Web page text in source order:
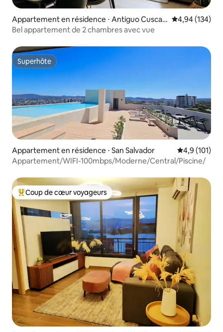
Appartement en résidence ⋅ Antiguo Cuscatl
án
Évaluation
4,94 (134)
Bel appartement de 2 chambres avec vue
Superhôte
Superhôte
Appartement en résidence ⋅ San Salvador Évaluation
4,9 (101)
Appartement/WIFI-100mbps/Moderne/Central/Piscine/
Coups de cœur voyageurs les plus appréciés
Coup de cœur voyageurs